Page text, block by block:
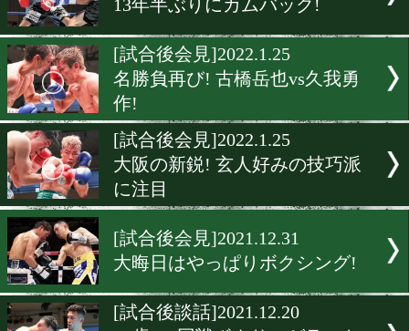
▶ 新着 KO KiNG ダイエット 女子情報
[試合後談話]2022.1.31
13年半ぶりにカムバック!
[試合後会見]2022.1.25
名勝負再び! 古橋岳也vs久
作!
[試合後会見]2022.1.25
大阪の新鋭! 玄人好みの技
に注目